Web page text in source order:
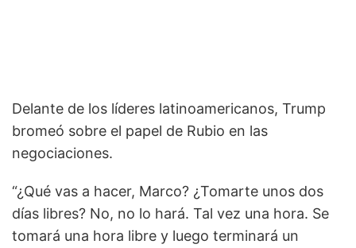
Delante de los líderes latinoamericanos, Trump
bromeó sobre el papel de Rubio en las
negociaciones.
“¿Qué vas a hacer, Marco? ¿Tomarte unos dos
días libres? No, no lo hará. Tal vez una hora. Se
tomará una hora libre y luego terminará un